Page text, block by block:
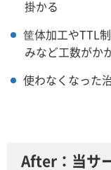
掛かる
筐体加工やTTL
みなど工数がか
使わなくなった
After：当サ